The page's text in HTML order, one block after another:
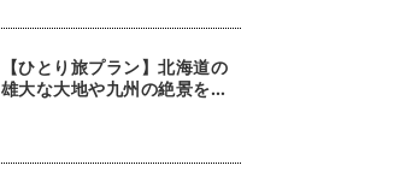
【ひとり旅プラン】北海道の
雄大な大地や九州の絶景を堪